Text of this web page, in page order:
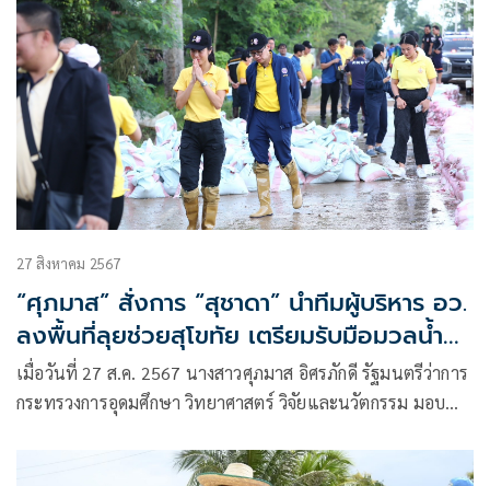
ป่วย ออกมายังที่ปลอดภัย
27 สิงหาคม 2567
“ศุภมาส” สั่งการ “สุชาดา” นำทีมผู้บริหาร อว.
ลงพื้นที่ลุยช่วยสุโขทัย เตรียมรับมือมวลน้ำ
เหนือก้อนใหญ่จาก จ.แพร่
เมื่อวันที่ 27 ส.ค. 2567 นางสาวศุภมาส อิศรภักดี รัฐมนตรีว่าการ
กระทรวงการอุดมศึกษา วิทยาศาสตร์ วิจัยและนวัตกรรม มอบ